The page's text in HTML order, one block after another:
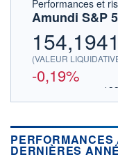
Performances et
Amundi S&P
154,1941
(VALEUR
-0,19%
OUVERTURE
EURONEXT PARIS
Politique
DERNIÈRES